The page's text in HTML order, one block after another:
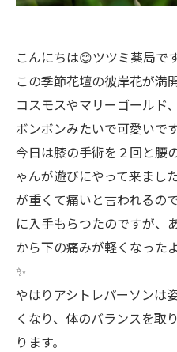
こんにちは😊ツツミ薬局で
この季節花壇の彼岸花が満
コスモスやマリーゴールド
ボンボンみたいで可愛いで
今日は膝の手術を２回と腰
ゃんが遊びにやって来まし
が重くて痛いと言われるの
に入手もらつたのですが、
から下の痛みが軽くなった
✨
やはりアシトレパーソンは
くなり、体のバランスを取
ります。